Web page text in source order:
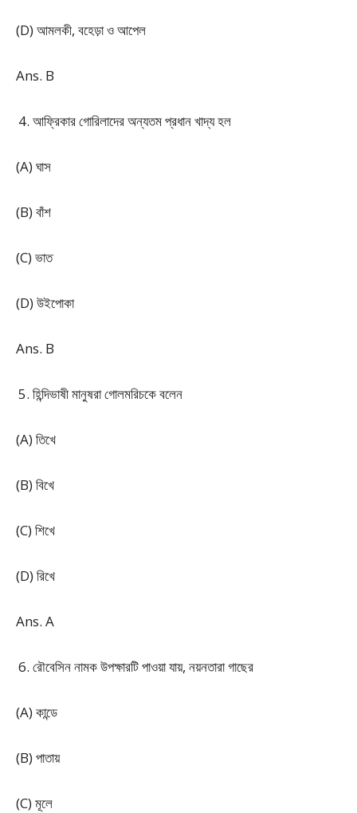
(D) আমলকী, বহেড়া ও আপেল
Ans. B
আফ্রিকার গোরিলাদের অন্যতম প্রধান খাদ্য হল
(A) ঘাস
(B) বাঁশ
(C) ভাত
(D) উইপোকা
Ans. B
হিন্দিভাষী মানুষরা গোলমরিচকে বলেন
(A) তিখে
(B) বিখে
(C) শিখে
(D) রিখে
Ans. A
রৌবেসিন নামক উপক্ষারটি পাওয়া যায়, নয়নতারা গাছের
(A) কান্ডে
(B) পাতায়
(C) মূলে